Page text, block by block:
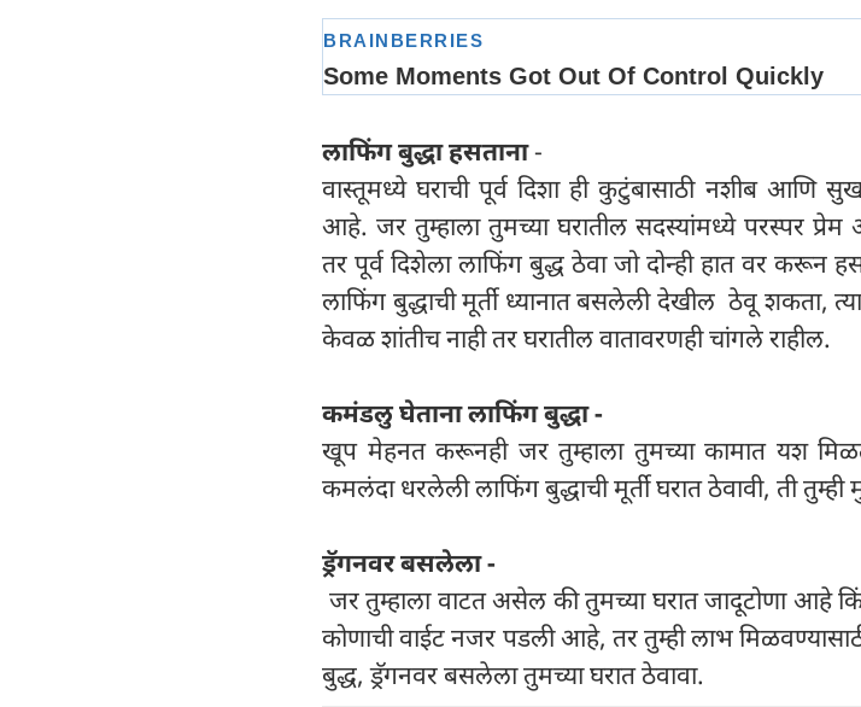
लाफिंग बुद्धा हसताना-
वास्तूमध्ये घराची पूर्व दिशा ही कुटुंबासाठी नशीब आणि
आहे. जर तुम्हाला तुमच्या घरातील सदस्यांमध्ये परस्पर
तर पूर्व दिशेला लाफिंग बुद्ध ठेवा जो दोन्ही हात वर करून
लाफिंग बुद्धाची मूर्ती ध्यानात बसलेली देखील ठेवू शकता,
केवळ शांतीच नाही तर घरातील वातावरणही चांगले राहील.
कमंडलु घेताना लाफिंग बुद्धा -
खूप मेहनत करूनही जर तुम्हाला तुमच्या कामात यश
कमलंदा धरलेली लाफिंग बुद्धाची मूर्ती घरात ठेवावी, ती
ड्रॅगनवर बसलेला -
जर तुम्हाला वाटत असेल की तुमच्या घरात जादूटोणा आहे
कोणाची वाईट नजर पडली आहे, तर तुम्ही लाभ
बुद्ध, ड्रॅगनवर बसलेला तुमच्या घरात ठेवावा.